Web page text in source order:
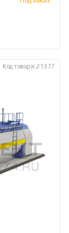
Код товара: 21377